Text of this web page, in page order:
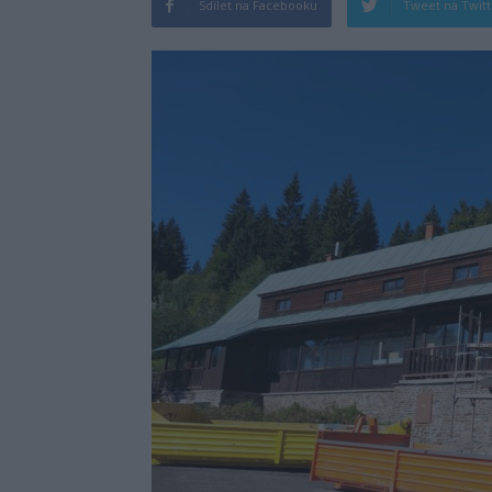
Sdílet na Facebooku Tweet na